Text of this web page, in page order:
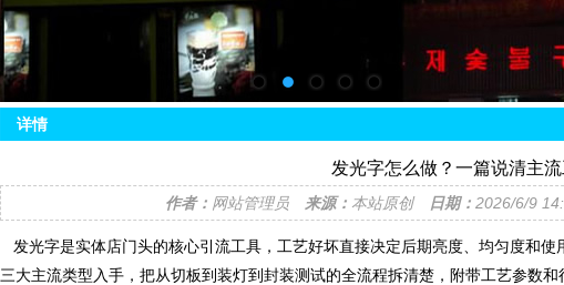
详情
发光字怎么做？一篇说清主
作者： 网站管理员 来源： 本站原创 日期： 2026/6/9
发光字是实体店门头的核心引流工具，工艺好坏直接决定后期亮度、均匀度和
三大主流类型入手，把从切板到装灯到封装测试的全流程拆清楚，附带工艺参数